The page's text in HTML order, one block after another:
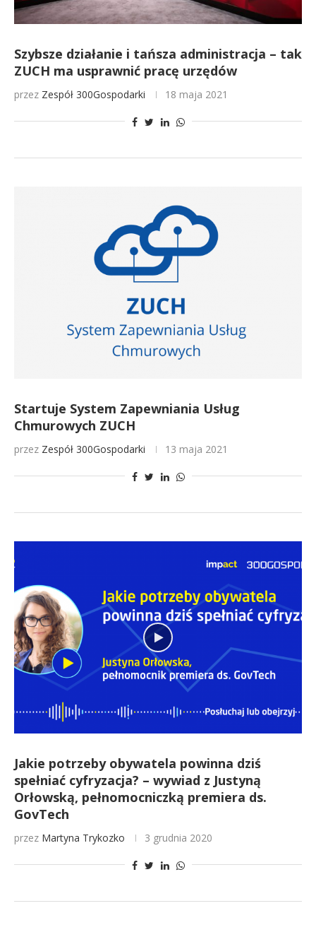
Szybsze działanie i tańsza administracja – tak
ZUCH ma usprawnić pracę urzędów
przez Zespół 300Gospodarki 18 maja 2021
Startuje System Zapewniania Usług
Chmurowych ZUCH
przez Zespół 300Gospodarki 13 maja 2021
Jakie potrzeby obywatela powinna dziś
spełniać cyfryzacja? – wywiad z Justyną
Orłowską, pełnomocniczką premiera ds.
GovTech
przez Martyna Trykozko 3 grudnia 2020